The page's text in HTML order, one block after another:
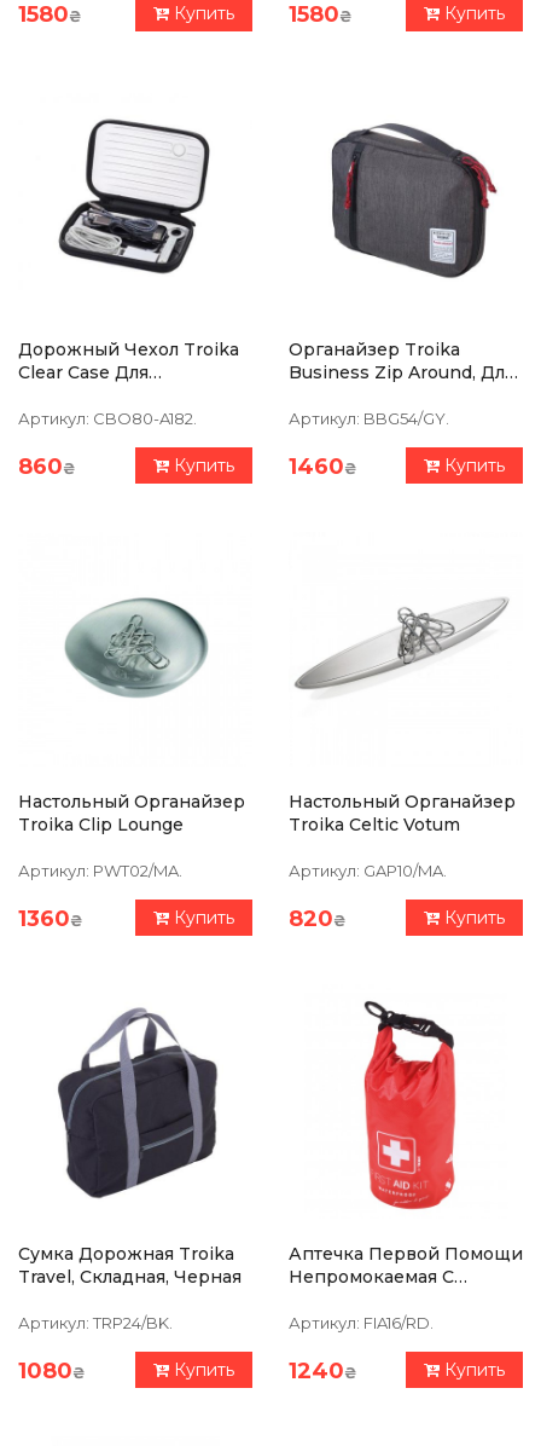
1580₴ Купить 1580₴ Купить
Дорожный Чехол Troika
Clear Case Для
Артикул: CBO80-A182.
860₴ Купить
Органайзер Troika
Business Zip Around, Для
Артикул: BBG54/GY.
1460₴ Купить
Настольный Органайзер
Troika Clip Lounge
Артикул: PWT02/MA.
1360₴ Купить
Настольный Органайзер
Troika Celtic Votum
Артикул: GAP10/MA.
820₴ Купить
Сумка Дорожная Troika
Travel, Складная, Черная
Артикул: TRP24/BK.
1080₴ Купить
Аптечка Первой Помощи
Непромокаемая С
TROIKA ERSTE HILFE SET
Артикул: FIA16/RD.
1240₴ Купить